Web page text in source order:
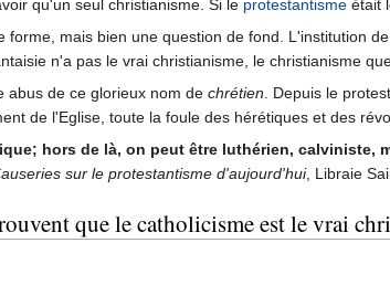
qu'un seul christianisme. Si le protestantisme était
forme, mais bien une question de fond. L'institution
n'a pas le vrai christianisme, le christianisme
abus de ce glorieux nom de chrétien. Depuis le
de l'Eglise, toute la foule des hérétiques et des
hors de là, on peut être luthérien,
sur le protestantisme d'aujourd'hui, Libraie
que le catholicisme est le vrai